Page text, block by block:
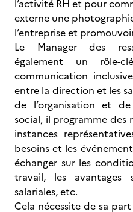
l’activité RH et pour
externe une
l’entreprise et
Le Manager des
également un rôle-
communication
entre la direction et les
de l’organisation et
social, il programme des
instances
besoins et les
échanger sur les
travail, les avantages
salariales, etc.
Cela nécessite de sa